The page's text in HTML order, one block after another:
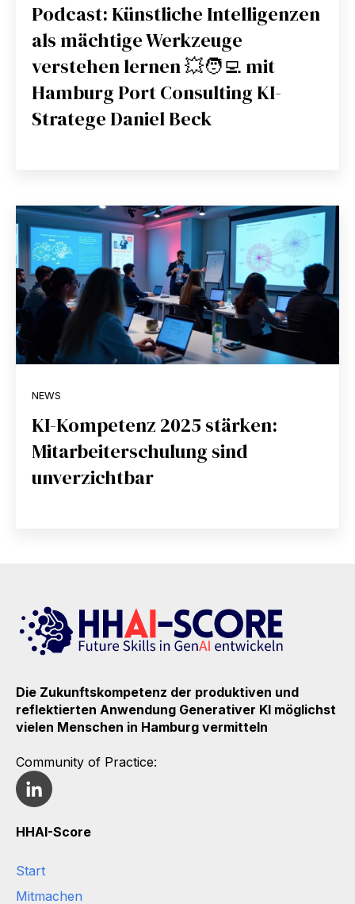
Podcast: Künstliche Intelligenzen
als mächtige Werkzeuge
verstehen lernen 💥🧑‍💻 mit
Hamburg Port Consulting KI-
Stratege Daniel Beck
NEWS
KI-Kompetenz 2025 stärken:
Mitarbeiterschulung sind
unverzichtbar
Die Zukunftskompetenz der produktiven und
reflektierten Anwendung Generativer KI möglichst
vielen Menschen in Hamburg vermitteln
Community of Practice:
HHAI-Score
Start
Mitmachen